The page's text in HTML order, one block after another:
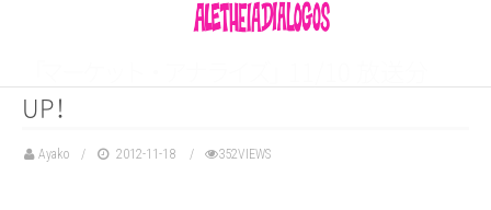
U P！
Ayako 2012-11-18 352VIEWS